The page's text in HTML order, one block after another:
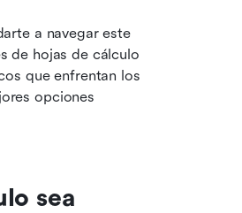
a navegar este
de hojas de cálculo
que enfrentan los
opciones
sea